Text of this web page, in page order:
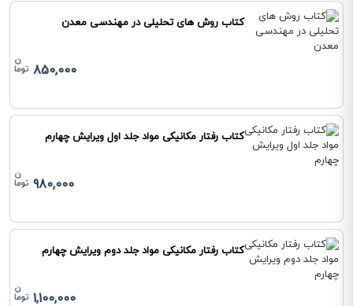
کتاب روش های تحلیلی در مهندسی معدن
850,000
کتاب رفتار مکانیکی مواد جلد اول ویرایش چهارم
980,000
کتاب رفتار مکانیکی مواد جلد دوم ویرایش چهارم
1,100,000